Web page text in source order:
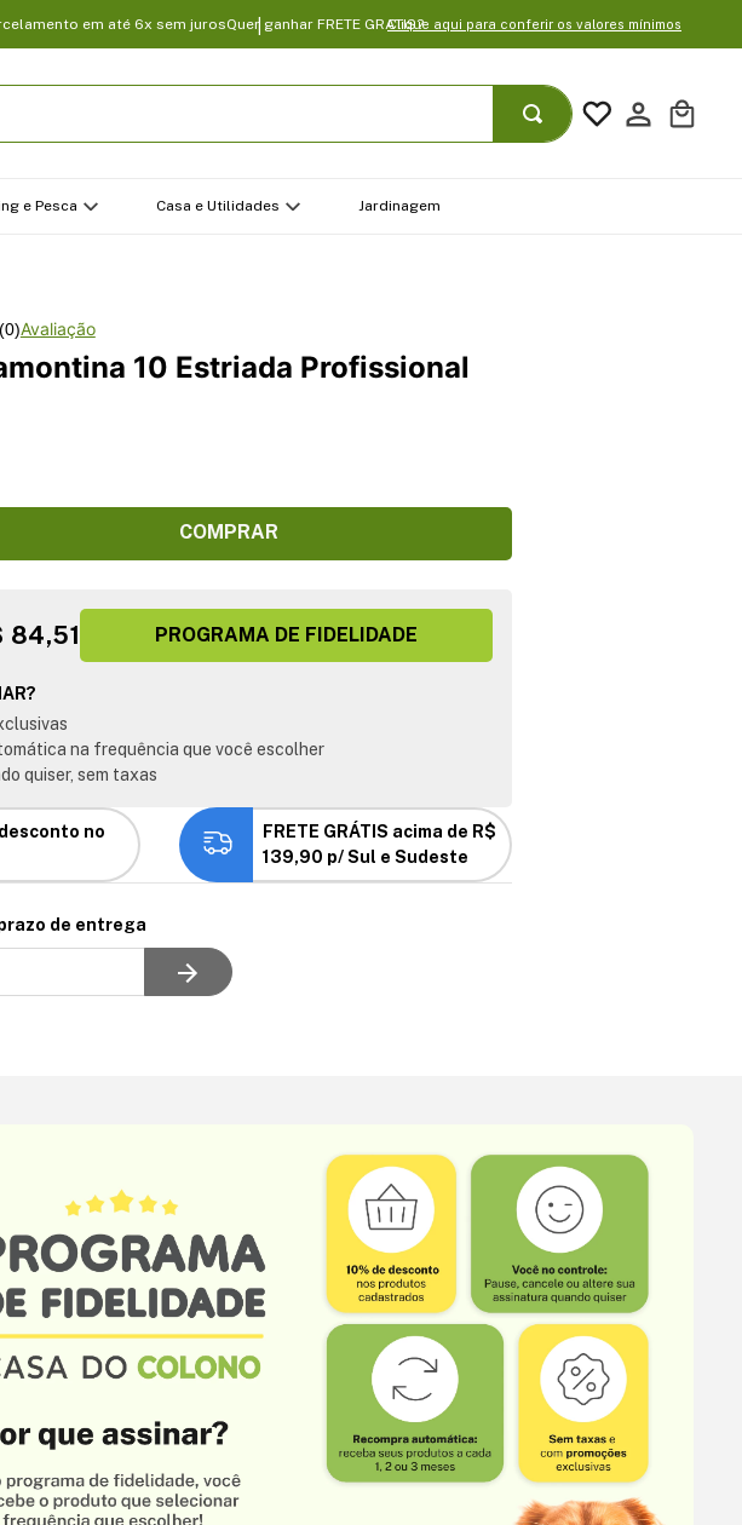
em até 6x sem jurosQuer ganhar FRETE GRATIS?Clique aqui para conferir os valores mínimos
e Pesca Casa e Utilidades Jardinagem
(0)
10 Estriada Profissional
COMPRAR
84,51 PROGRAMA DE FIDELIDADE
na frequência que você escolher
quiser, sem taxas
no
FRETE GRÁTIS acima de R$
139,90 p/ Sul e Sudeste
de entrega